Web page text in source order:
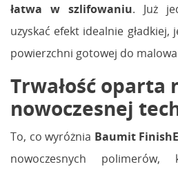
łatwa w szlifowaniu. Już
uzyskać efekt idealnie gładkiej,
powierzchni gotowej do
Trwałość oparta
nowoczesnej
To, co wyróżnia Baumit
nowoczesnych